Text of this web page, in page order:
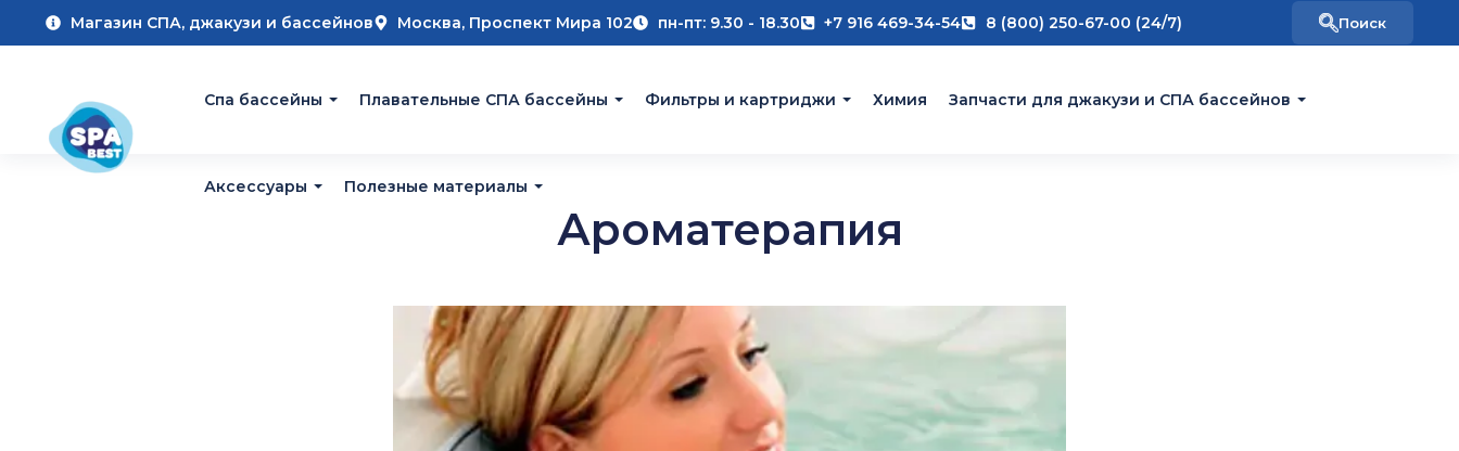
Магазин СПА, джакузи и бассейнов Москва, Проспект Мира 102 пн-пт: 9.30 - 18.30 +7 916 469-34-54 8 (800) 250-67-00 (24/7)
Cпа бассейны Плавательные СПА бассейны Фильтры и картриджи Химия Запчасти для джакузи и СПА бассейнов
Аксессуары Полезные материалы
Ароматерапия